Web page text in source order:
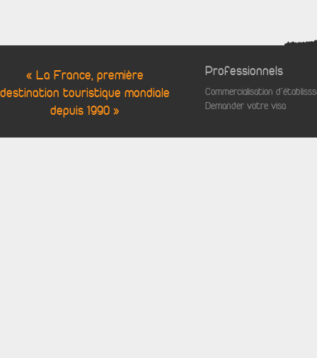
« La France, première
destination touristique mondiale
depuis 1990 »
Professionnels
Commercialisation
Demander votre visa